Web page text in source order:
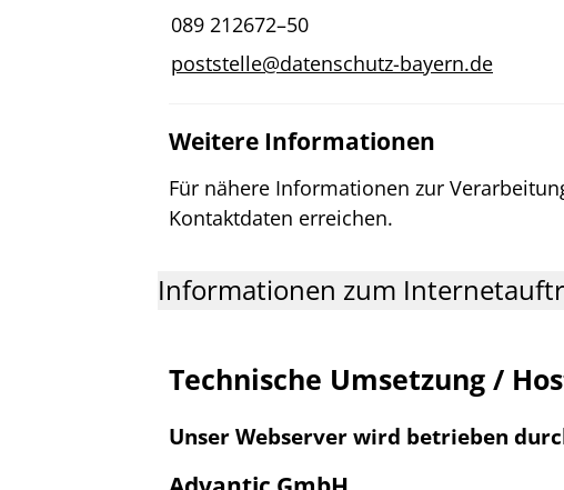
089 212672–50
poststelle@datenschutz-bayern.de
Weitere Informationen
Für nähere Informationen zur
Kontaktdaten erreichen.
Informationen zum
Technische Umsetzung /
Unser Webserver wird betrieben